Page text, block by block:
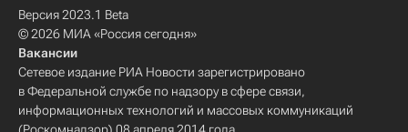
Версия 2023.1 Beta
© 2026 МИА «Россия сегодня»
Вакансии
Сетевое издание РИА Новости зарегистрировано
в Федеральной службе по надзору в сфере связи,
информационных технологий и массовых коммуникаций